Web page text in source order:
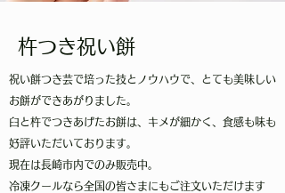
​杵つき祝い餅​
祝い餅つき芸で培った技とノウハウで、とても美味しい
お餅ができあがりました。
臼と杵でつきあげたお餅は、キメが細かく、食感も味も
好評いただいております。
現在は長崎市内でのみ販売中。
冷凍クールなら全国の皆さまにもご注文いただけます